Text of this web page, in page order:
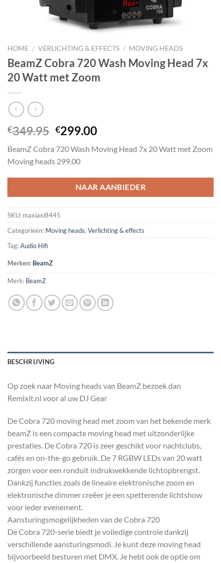
HOME / VERLICHTING & EFFECTS / MOVING HEADS
BeamZ Cobra 720 Wash Moving Head 7x
20 Watt met Zoom
€349.95 Oorspronkelijke
was:
€349.95.
€299.00Huidige
is:
BeamZ Cobra 720 Wash Moving Head 7x 20 Watt met Zoom
Moving heads 299.00
NAAR AANBIEDER
SKU: maxiaxi8445
Categorieën: Moving heads, Verlichting & effects
Tag:Audio Hifi
Merken: BeamZ
Merk: BeamZ
BESCHRIJVING
Op zoek naar Moving heads van BeamZ bezoek dan
Remixit.nl voor al uw DJ Gear
De Cobra 720 moving head met zoom van het bekende merk
beamZ is een compacte moving head met uitzonderlijke
prestaties. De Cobra 720 is zeer geschikt voor nachtclubs,
cafés en on-the-go gebruik. De 7 RGBW LEDs van 20 watt
zorgen voor een ronduit indrukwekkende lichtopbrengst.
Dankzij functies zoals de lineaire elektronische zoom en
elektronische dimmer creëer je een spetterende lichtshow
voor ieder evenement.
Aansturingsmogelijkheden van de Cobra 720
De Cobra 720-serie biedt je volledige controle dankzij
verschillende aansturingsmodi. Je kunt deze moving head
bijvoorbeeld besturen met DMX. Je hebt ook de optie om